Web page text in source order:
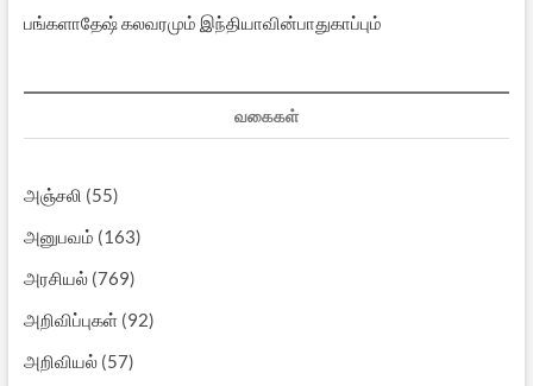
பங்களாதேஷ் கலவரமும் இந்தியாவின்பாதுகாப்பும்
வகைகள்
அஞ்சலி (55)
அனுபவம் (163)
அரசியல்(769)
அறிவிப்புகள்(92)
அறிவியல்(57)